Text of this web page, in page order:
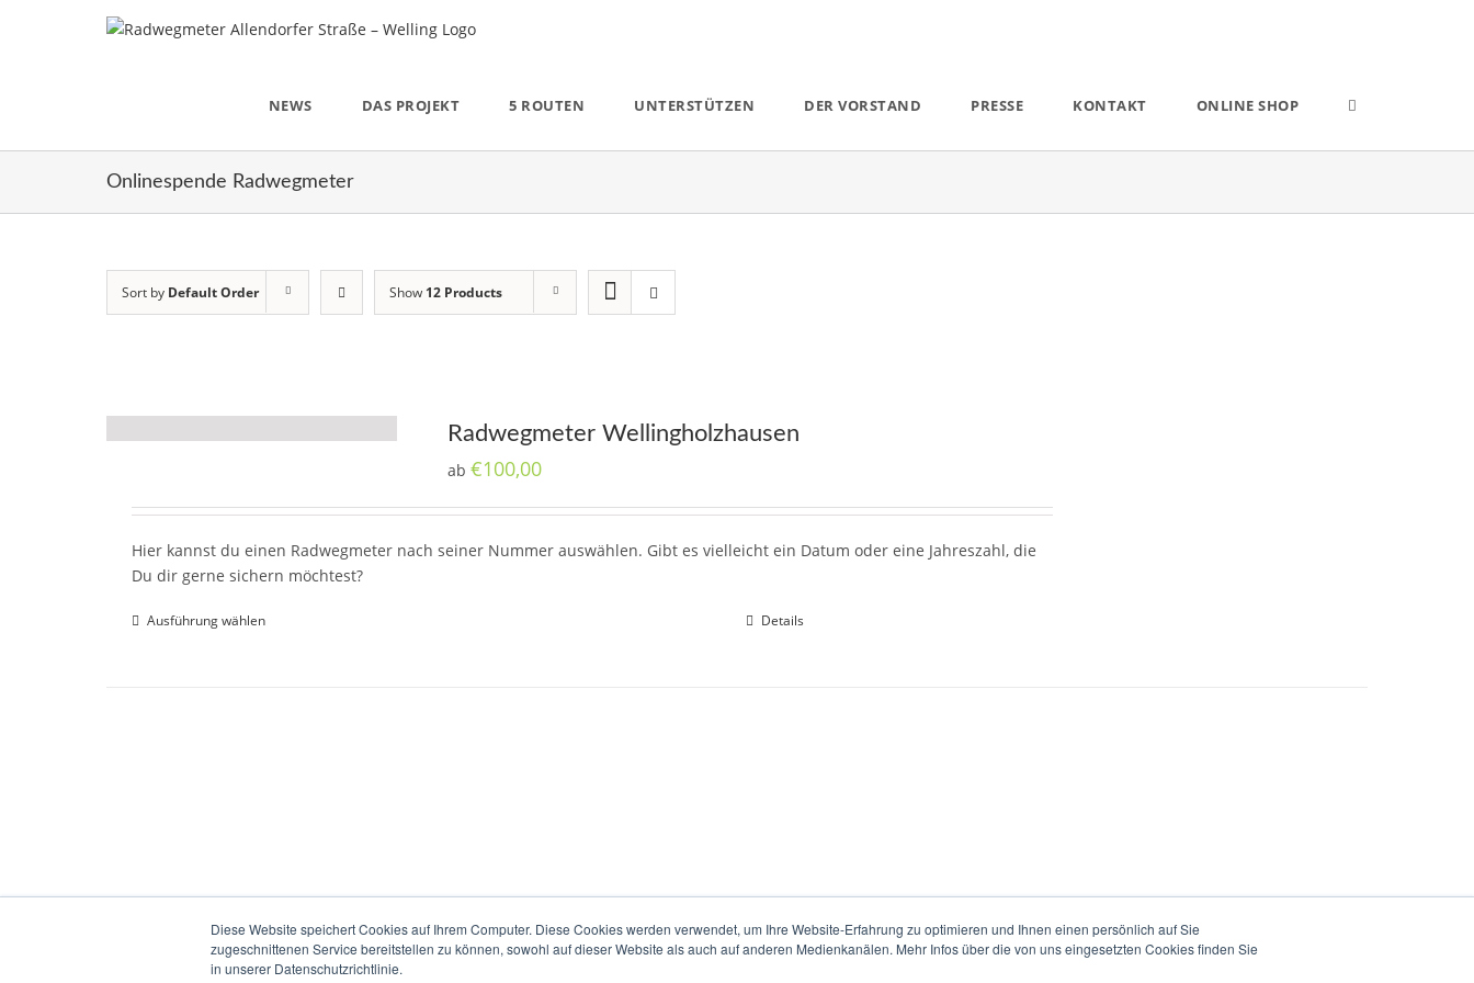
Diese Website speichert Cookies auf Ihrem Computer. Diese Cookies werden verwendet, um Ihre Website-Erfahrung zu optimieren und Ihnen einen persönlich auf Sie
zugeschnittenen Service bereitstellen zu können, sowohl auf dieser Website als auch auf anderen Medienkanälen. Mehr Infos über die von uns eingesetzten Cookies finden Sie
in unserer Datenschutzrichtlinie.
NEWS DAS PROJEKT 5 ROUTEN UNTERSTÜTZEN DER VORSTAND PRESSE KONTAKT ONLINE SHOP
Onlinespende Radwegmeter
Sort by Default Order Show 12 Products
Radwegmeter Wellingholzhausen
ab €100,00
Hier kannst du einen Radwegmeter nach seiner Nummer auswählen. Gibt es vielleicht ein Datum oder eine Jahreszahl, die
Du dir gerne sichern möchtest?
Ausführung wählen Details